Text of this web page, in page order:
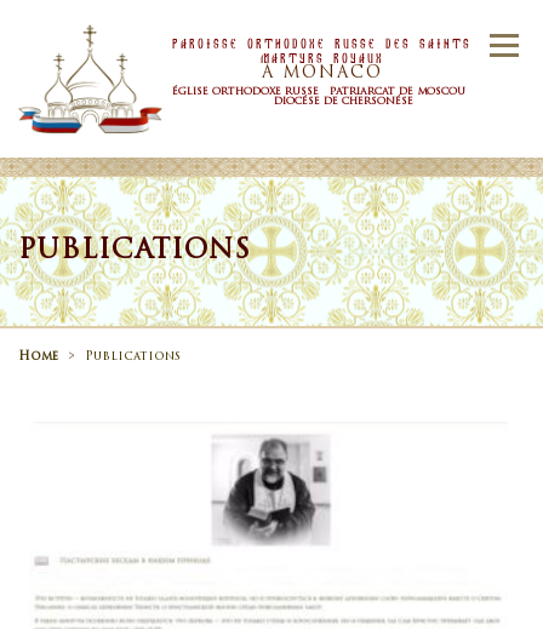
Menu
Paroisse Orthodoxe Russe Des Saints
Martyrs Royaux
À MONACO
ÉGLISE ORTHODOXE RUSSE PATRIARCAT DE MOSCOU
DIOCÉSE DE CHERSONÉSE
ACCUEIL PAROISSE NOUVELLES
HORAIRE SACREMENTS
PUBLICATIONS
Home > Publications
Publications